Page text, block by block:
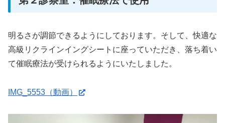
明るさが調節できるようにしております。そして、快適な
高級リクラインイングシートに座っていただき、落ち着い
て催眠療法が受けられるようにいたしました。
IMG_5553（動画）